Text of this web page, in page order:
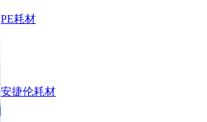
PE耗材
安捷伦耗材